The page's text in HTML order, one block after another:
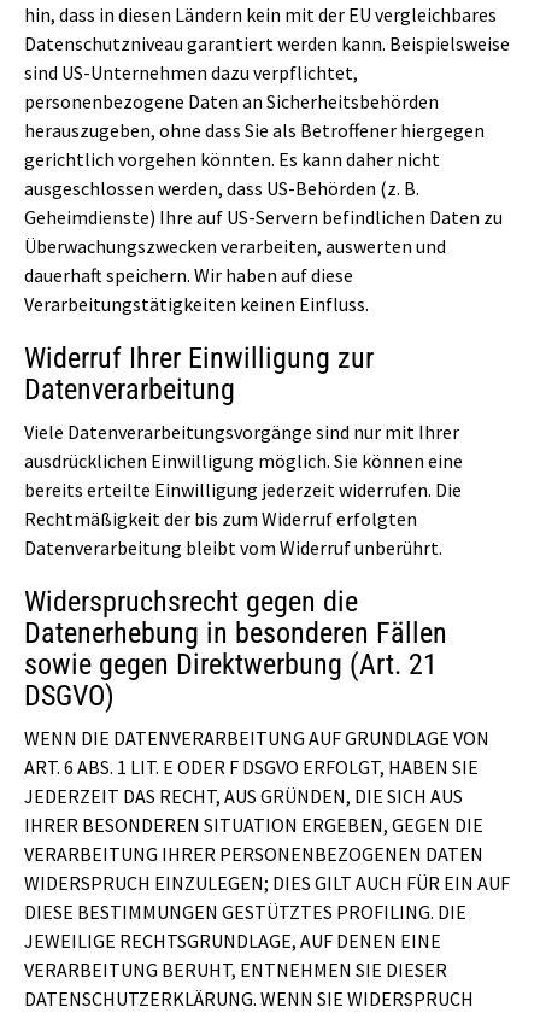
hin, dass in diesen Ländern kein mit der EU vergleichbares
Datenschutzniveau garantiert werden kann. Beispielsweise
sind US-Unternehmen dazu verpflichtet,
personenbezogene Daten an Sicherheitsbehörden
herauszugeben, ohne dass Sie als Betroffener hiergegen
gerichtlich vorgehen könnten. Es kann daher nicht
ausgeschlossen werden, dass US-Behörden (z. B.
Geheimdienste) Ihre auf US-Servern befindlichen Daten zu
Überwachungszwecken verarbeiten, auswerten und
dauerhaft speichern. Wir haben auf diese
Verarbeitungstätigkeiten keinen Einfluss.
Widerruf Ihrer Einwilligung zur
Datenverarbeitung
Viele Datenverarbeitungsvorgänge sind nur mit Ihrer
ausdrücklichen Einwilligung möglich. Sie können eine
bereits erteilte Einwilligung jederzeit widerrufen. Die
Rechtmäßigkeit der bis zum Widerruf erfolgten
Datenverarbeitung bleibt vom Widerruf unberührt.
Widerspruchsrecht gegen die
Datenerhebung in besonderen Fällen
sowie gegen Direktwerbung (Art. 21
DSGVO)
WENN DIE DATENVERARBEITUNG AUF GRUNDLAGE VON
ART. 6 ABS. 1 LIT. E ODER F DSGVO ERFOLGT, HABEN SIE
JEDERZEIT DAS RECHT, AUS GRÜNDEN, DIE SICH AUS
IHRER BESONDEREN SITUATION ERGEBEN, GEGEN DIE
VERARBEITUNG IHRER PERSONENBEZOGENEN DATEN
WIDERSPRUCH EINZULEGEN; DIES GILT AUCH FÜR EIN AUF
DIESE BESTIMMUNGEN GESTÜTZTES PROFILING. DIE
JEWEILIGE RECHTSGRUNDLAGE, AUF DENEN EINE
VERARBEITUNG BERUHT, ENTNEHMEN SIE DIESER
DATENSCHUTZERKLÄRUNG. WENN SIE WIDERSPRUCH